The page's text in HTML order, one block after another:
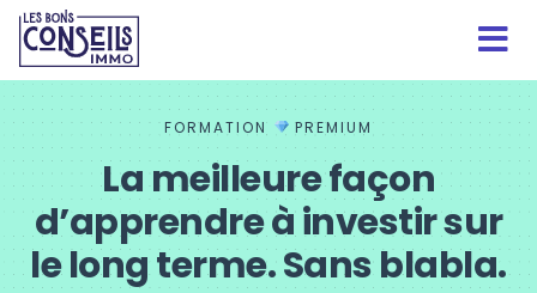
FORMATION PREMIUM
La meilleure façon
d’apprendre à investir sur
le long terme. Sans blabla.